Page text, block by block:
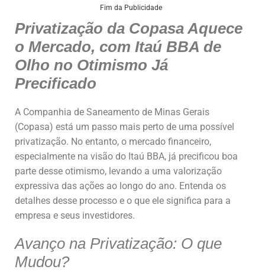
s
A
p
p
e
b
o
o
k
e
dI
n
ai
l
ar
e
Fim da Publicidade
Privatização da Copasa Aquece
o Mercado, com Itaú BBA de
Olho no Otimismo Já
Precificado
A Companhia de Saneamento de Minas Gerais
(Copasa) está um passo mais perto de uma possível
privatização. No entanto, o mercado financeiro,
especialmente na visão do Itaú BBA, já precificou boa
parte desse otimismo, levando a uma valorização
expressiva das ações ao longo do ano. Entenda os
detalhes desse processo e o que ele significa para a
empresa e seus investidores.
Avanço na Privatização: O que
Mudou?